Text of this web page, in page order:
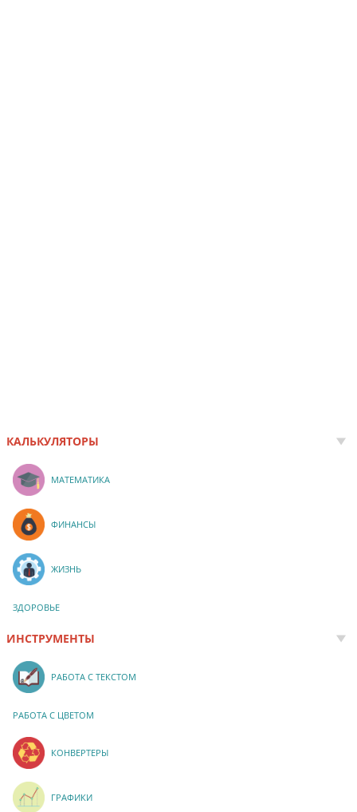
КАЛЬКУЛЯТОРЫ
МАТЕМАТИКА
ФИНАНСЫ
ЖИЗНЬ
ЗДОРОВЬЕ
ИНСТРУМЕНТЫ
РАБОТА С ТЕКСТОМ
РАБОТА С ЦВЕТОМ
КОНВЕРТЕРЫ
ГРАФИКИ